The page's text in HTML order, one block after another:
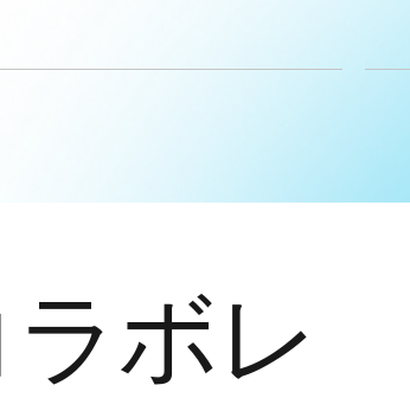
ボレ